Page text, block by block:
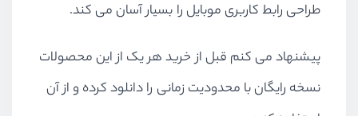
طراحی رابط کاربری موبایل را بسیار آسان می کند.
پیشنهاد می کنم قبل از خرید هر یک از این محصولات
نسخه رایگان با محدودیت زمانی را دانلود کرده و از آن